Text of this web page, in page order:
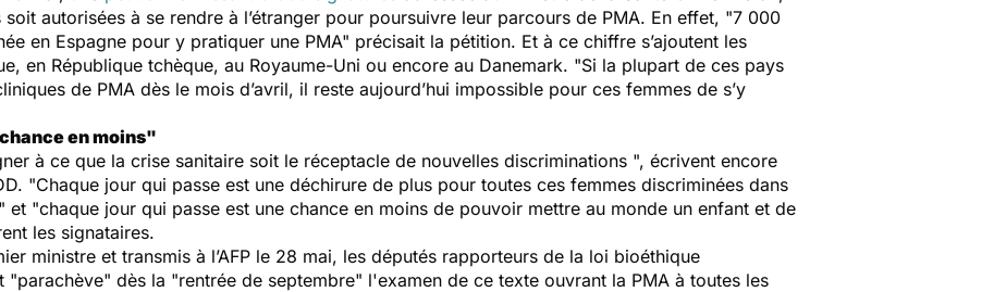
autorisées à se rendre à l’étranger pour poursuivre leur parcours de PMA. En effet, "7 000
en Espagne pour y pratiquer une PMA" précisait la pétition. Et à ce chiffre s’ajoutent les
en République tchèque, au Royaume-Uni ou encore au Danemark. "Si la plupart de ces pays
de PMA dès le mois d’avril, il reste aujourd’hui impossible pour ces femmes de s’y
en moins"
à ce que la crise sanitaire soit le réceptacle de nouvelles discriminations ", écrivent encore
"Chaque jour qui passe est une déchirure de plus pour toutes ces femmes discriminées dans
et "chaque jour qui passe est une chance en moins de pouvoir mettre au monde un enfant et de
les signataires.
ministre et transmis à l’AFP le 28 mai, les députés rapporteurs de la loi bioéthique
"parachève" dès la "rentrée de septembre" l'examen de ce texte ouvrant la PMA à toutes les